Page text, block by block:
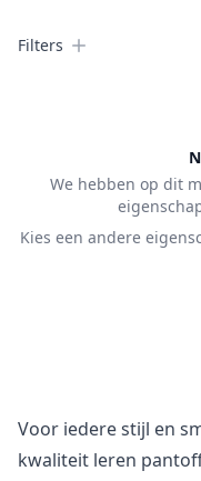
Filters
Filters
We hebben op dit
Kies een andere
Voor iedere stijl en
kwaliteit leren